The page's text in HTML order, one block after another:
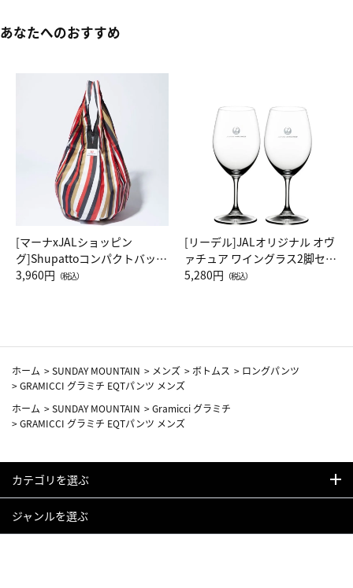
あなたへのおすすめ
[マーナxJALショッピン
グ]Shupattoコンパクトバッグ
Drop JAL客室乗務員（LC）ス
3,960円 （税込）
[リーデル]JALオリジナル オヴ
ァチュア ワイングラス2脚セッ
ト（レッドワイン）
5,280円 （税込）
ホーム >SUNDAY MOUNTAIN > メンズ > ボトムス > ロングパンツ
>GRAMICCI グラミチ EQTパンツ メンズ
ホーム >SUNDAY MOUNTAIN >Gramicci グラミチ
>GRAMICCI グラミチ EQTパンツ メンズ
カテゴリを選ぶ
ジャンルを選ぶ